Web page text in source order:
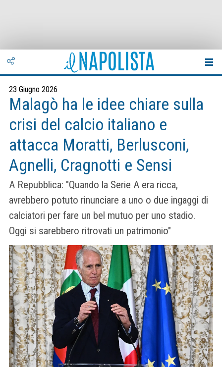
23 Giugno 2026
Malagò ha le idee chiare sulla
crisi del calcio italiano e
attacca Moratti, Berlusconi,
Agnelli, Cragnotti e Sensi
A Repubblica: "Quando la Serie A era ricca,
avrebbero potuto rinunciare a uno o due ingaggi di
calciatori per fare un bel mutuo per uno stadio.
Oggi si sarebbero ritrovati un patrimonio"